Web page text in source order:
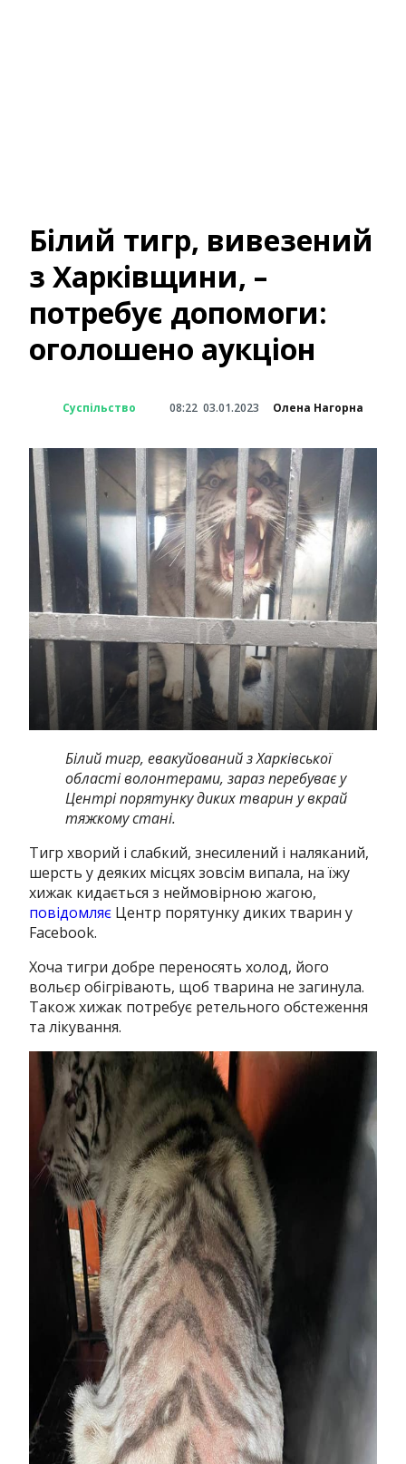
Білий тигр, вивезений
з Харківщини, –
потребує допомоги:
оголошено аукціон
Суспільство 08:22 03.01.2023 Олена Нагорна
Білий тигр, евакуйований з Харківської
області волонтерами, зараз перебуває у
Центрі порятунку диких тварин у вкрай
тяжкому стані.
Тигр хворий і слабкий, знесилений і наляканий,
шерсть у деяких місцях зовсім випала, на їжу
хижак кидається з неймовірною жагою,
повідомляє Центр порятунку диких тварин у
Facebook.
Хоча тигри добре переносять холод, його
вольєр обігрівають, щоб тварина не загинула.
Також хижак потребує ретельного обстеження
та лікування.